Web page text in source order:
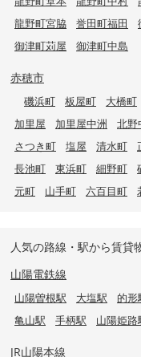
龍野町宮脇
誉田町福田
御津町苅屋
御津町中島
赤穂市
磯浜町 板屋町 大橋町
加里屋
加里屋中洲 北野
さつき町
塩屋 清水町
長池町
東浜町 細野町
元町
山手町 六百目町
人気の路線・駅から賃貸
山陽電鉄線
山陽曽根駅 大塩駅 的形
亀山駅
手柄駅 山陽姫路
JR山陽本線